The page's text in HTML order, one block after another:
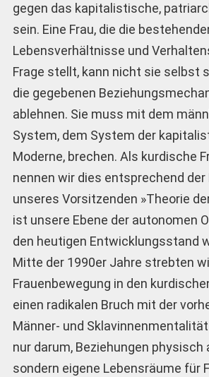
gegen das kapitalistische,
sein. Eine Frau, die die
Lebensverhältnisse und
Frage stellt, kann nicht sie selbst
die gegebenen
ablehnen. Sie muss mit dem
System, dem System der
Moderne, brechen. Als kurdische
nennen wir dies entsprechend
unseres Vorsitzenden »Theorie
ist unsere Ebene der autonomen
den heutigen Entwicklungsstand
Mitte der 1990er Jahre strebten
Frauenbewegung in den
einen radikalen Bruch mit der
Männer- und
nur darum, Beziehungen physisch
sondern eigene Lebensräume für